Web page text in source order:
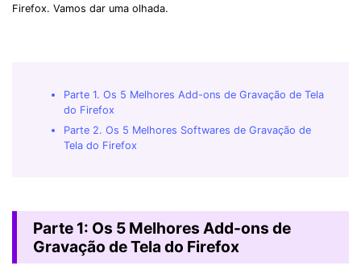
Firefox. Vamos dar uma olhada.
Parte 1. Os 5 Melhores Add-ons de Gravação de Tela
do Firefox
Parte 2. Os 5 Melhores Softwares de Gravação de
Tela do Firefox
Parte 1: Os 5 Melhores Add-ons de
Gravação de Tela do Firefox